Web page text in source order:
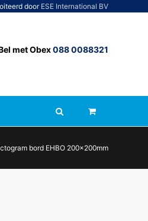
doorESE International BV
met Obex088 0088321
bord EHBO 200x200mm